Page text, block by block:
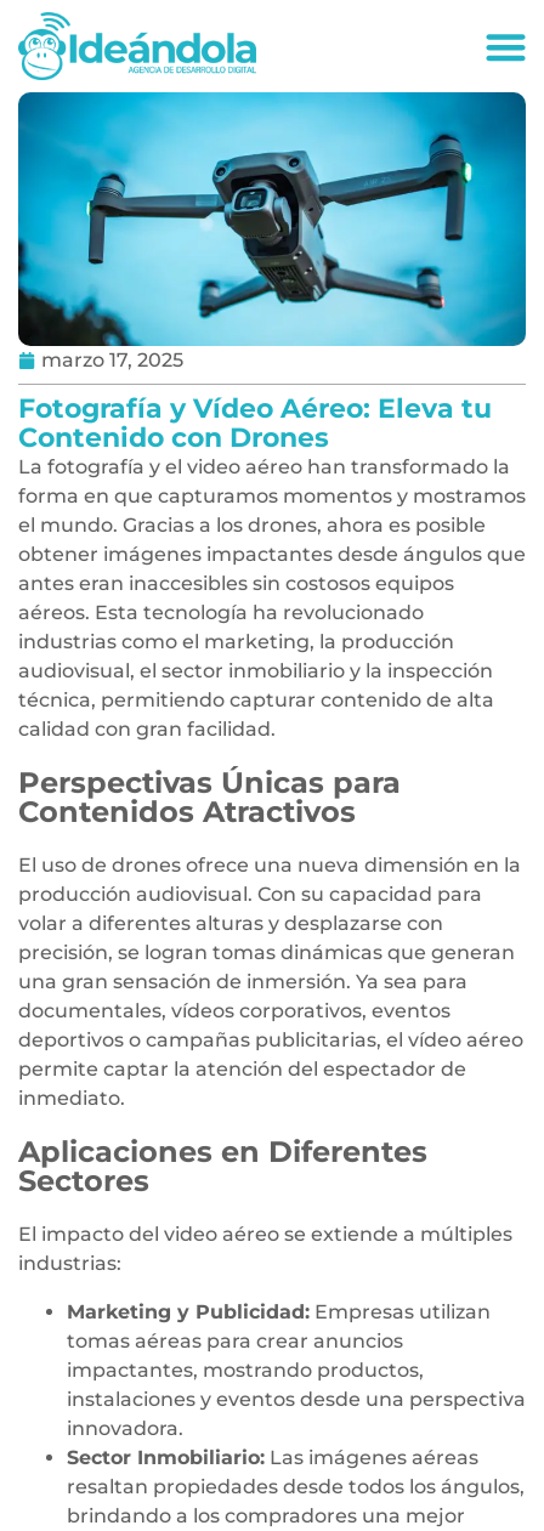
marzo 17, 2025
Fotografía y Vídeo Aéreo: Eleva tu
Contenido con Drones
La fotografía y el video aéreo han transformado la
forma en que capturamos momentos y mostramos
el mundo. Gracias a los drones, ahora es posible
obtener imágenes impactantes desde ángulos que
antes eran inaccesibles sin costosos equipos
aéreos. Esta tecnología ha revolucionado
industrias como el marketing, la producción
audiovisual, el sector inmobiliario y la inspección
técnica, permitiendo capturar contenido de alta
calidad con gran facilidad.
Perspectivas Únicas para
Contenidos Atractivos
El uso de drones ofrece una nueva dimensión en la
producción audiovisual. Con su capacidad para
volar a diferentes alturas y desplazarse con
precisión, se logran tomas dinámicas que generan
una gran sensación de inmersión. Ya sea para
documentales, vídeos corporativos, eventos
deportivos o campañas publicitarias, el vídeo aéreo
permite captar la atención del espectador de
inmediato.
Aplicaciones en Diferentes
Sectores
El impacto del video aéreo se extiende a múltiples
industrias:
Marketing y Publicidad: Empresas utilizan
tomas aéreas para crear anuncios
impactantes, mostrando productos,
instalaciones y eventos desde una perspectiva
innovadora.
Sector Inmobiliario: Las imágenes aéreas
resaltan propiedades desde todos los ángulos,
brindando a los compradores una mejor